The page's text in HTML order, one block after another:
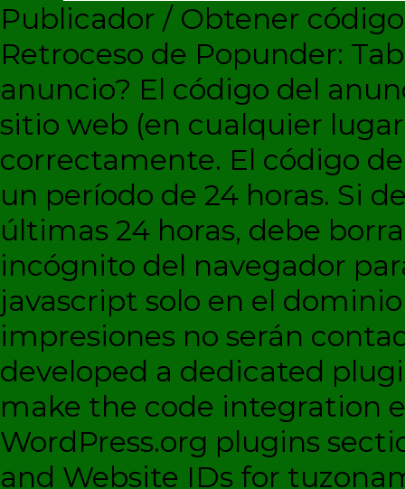
Publicador / Obtener
Retroceso de Popunder:
anuncio? El código del
sitio web (en cualquier
correctamente. El código
un período de 24 horas. Si
últimas 24 horas, debe
incógnito del navegador
javascript solo en el
impresiones no serán
developed a dedicated
make the code integration
WordPress.org plugins
and Website IDs for